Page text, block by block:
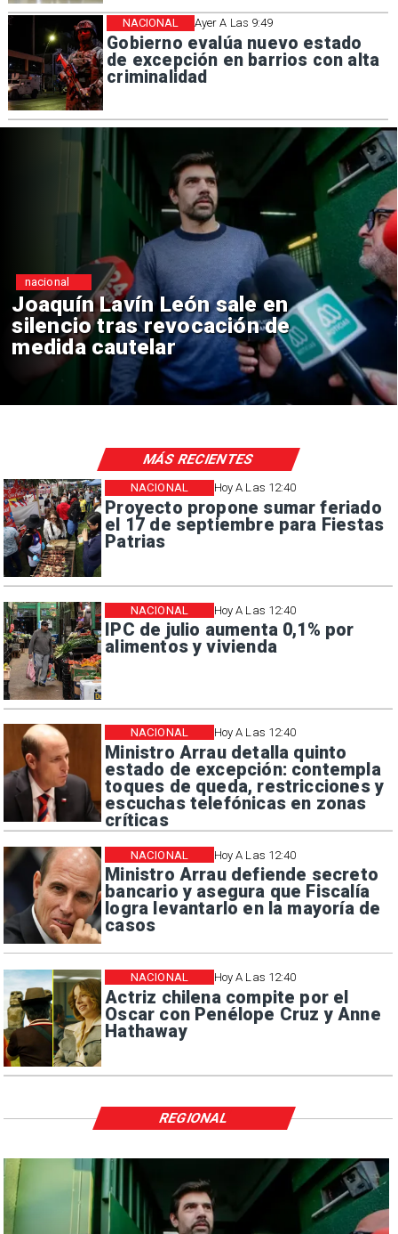
Ayer A Las 9:49
Gobierno evalúa nuevo estado
de excepción en barrios con alta
criminalidad
NACIONAL
sale en
de
Chile y
reinicio de
consulares
nacional
Hoy A Las 12:40
Proyecto propone sumar feriado
el 17 de septiembre para Fiestas
Patrias
NACIONAL
Hoy A Las 12:40
IPC de julio aumenta 0,1% por
alimentos y vivienda
NACIONAL
Hoy A Las 12:40
Ministro Arrau detalla quinto
estado de excepción: contempla
toques de queda, restricciones y
escuchas telefónicas en zonas
críticas
NACIONAL
Hoy A Las 12:40
Ministro Arrau defiende secreto
bancario y asegura que Fiscalía
logra levantarlo en la mayoría de
casos
NACIONAL
Hoy A Las 12:40
Actriz chilena compite por el
Oscar con Penélope Cruz y Anne
Hathaway
NACIONAL
MÁS RECIENTES
REGIONAL